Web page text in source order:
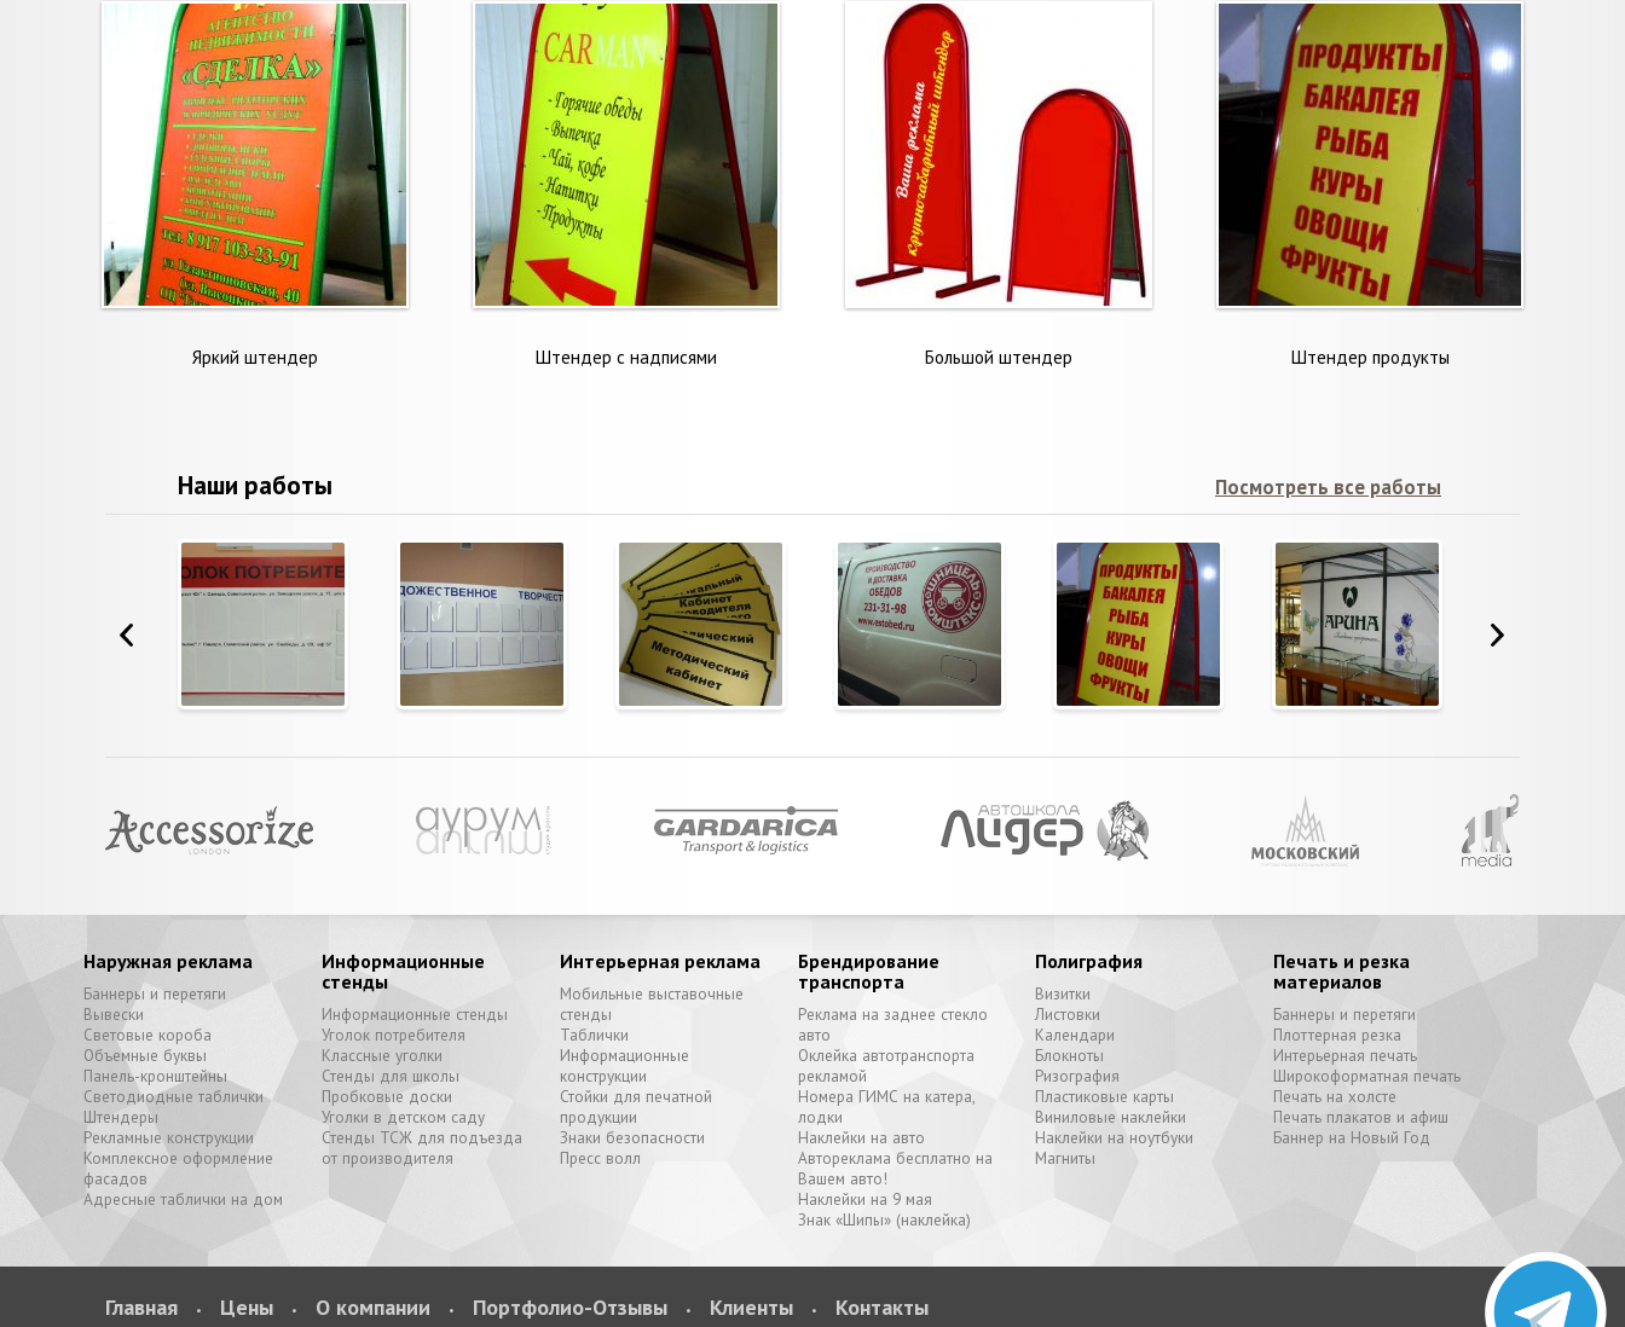
Яркий штендер Штендер с надписями Большой штендер Штендер продукты
Посмотреть все работы
Наши работы
Наружная реклама
Баннеры и перетяги
Вывески
Световые короба
Объемные буквы
Панель-кронштейны
Светодиодные таблички
Штендеры
Рекламные конструкции
Комплексное оформление
фасадов
Адресные таблички на дом
Информационные
стенды
Информационные стенды
Уголок потребителя
Классные уголки
Стенды для школы
Пробковые доски
Уголки в детском саду
Стенды ТСЖ для подъезда
от производителя
Интерьерная реклама
Мобильные выставочные
стенды
Таблички
Информационные
конструкции
Стойки для печатной
продукции
Знаки безопасности
Пресс волл
Брендирование
транспорта
Реклама на заднее стекло
авто
Оклейка автотранспорта
рекламой
Номера ГИМС на катера,
лодки
Наклейки на авто
Автореклама бесплатно на
Вашем авто!
Наклейки на 9 мая
Знак «Шипы» (наклейка)
Полиграфия
Визитки
Листовки
Календари
Блокноты
Ризография
Пластиковые карты
Виниловые наклейки
Наклейки на ноутбуки
Магниты
Печать и резка
материалов
Баннеры и перетяги
Плоттерная резка
Интерьерная печать
Широкоформатная печать
Печать на холсте
Печать плакатов и афиш
Баннер на Новый Год
Главная Цены О компании Портфолио-Отзывы Клиенты Контакты